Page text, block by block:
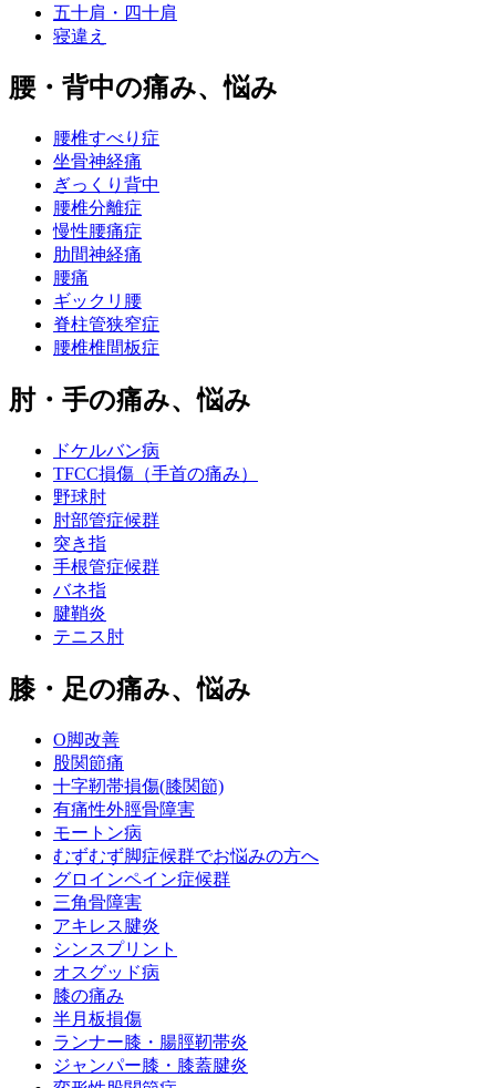
五十肩・四十肩
寝違え
腰・背中の痛み、悩み
腰椎すべり症
坐骨神経痛
ぎっくり背中
腰椎分離症
慢性腰痛症
肋間神経痛
腰痛
ギックリ腰
脊柱管狭窄症
腰椎椎間板症
肘・手の痛み、悩み
ドケルバン病
TFCC損傷（手首の痛み）
野球肘
肘部管症候群
突き指
手根管症候群
バネ指
腱鞘炎
テニス肘
膝・足の痛み、悩み
O脚改善
股関節痛
十字靭帯損傷(膝関節)
有痛性外脛骨障害
モートン病
むずむず脚症候群でお悩みの方へ
グロインペイン症候群
三角骨障害
アキレス腱炎
シンスプリント
オスグッド病
膝の痛み
半月板損傷
ランナー膝・腸脛靭帯炎
ジャンパー膝・膝蓋腱炎